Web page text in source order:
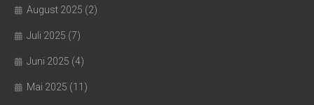
August 2025 (2)
Juli 2025 (7)
Juni 2025 (4)
Mai 2025 (11)